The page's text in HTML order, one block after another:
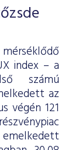
index – a
számú
az
végén 121